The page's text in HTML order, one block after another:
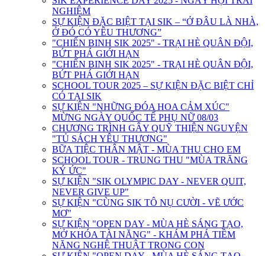
NGHIỆM
SỰ KIỆN ĐẶC BIỆT TẠI SIK – “Ở ĐÂU LÀ NHÀ,
Ở ĐÓ CÓ YÊU THƯƠNG”
"CHIẾN BINH SIK 2025" - TRẠI HÈ QUÂN ĐỘI,
BỨT PHÁ GIỚI HẠN
"CHIẾN BINH SIK 2025" - TRẠI HÈ QUÂN ĐỘI,
BỨT PHÁ GIỚI HẠN
SCHOOL TOUR 2025 – SỰ KIỆN ĐẶC BIỆT CHỈ
CÓ TẠI SIK
SỰ KIỆN "NHỮNG ĐÓA HOA CẢM XÚC"
MỪNG NGÀY QUỐC TẾ PHỤ NỮ 08/03
CHƯƠNG TRÌNH GÂY QUỸ THIỆN NGUYỆN
"TỦ SÁCH YÊU THƯƠNG"
BỮA TIỆC THÂN MẬT - MÙA THU CHO EM
SCHOOL TOUR - TRUNG THU "MÙA TRĂNG
KÝ ỨC"
SỰ KIỆN "SIK OLYMPIC DAY - NEVER QUIT,
NEVER GIVE UP"
SỰ KIỆN "CÙNG SIK TÔ NỤ CƯỜI - VẼ ƯỚC
MƠ"
SỰ KIỆN "OPEN DAY - MÙA HÈ SÁNG TẠO,
MỞ KHÓA TÀI NĂNG" - KHÁM PHÁ TIỀM
NĂNG NGHỆ THUẬT TRONG CON